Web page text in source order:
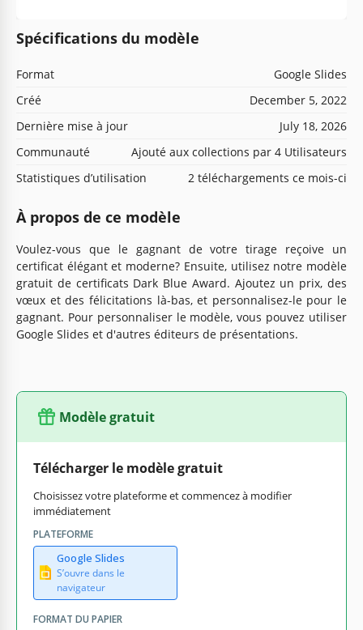
Spécifications du modèle
Format
Google Slides
Créé
December 5, 2022
Dernière mise à jour
July 18, 2026
Communauté
Ajouté aux collections par 4 Utilisateurs
Statistiques d’utilisation
2 téléchargements ce mois-ci
À propos de ce modèle
Voulez-vous que le gagnant de votre tirage reçoive un
certificat élégant et moderne? Ensuite, utilisez notre modèle
gratuit de certificats Dark Blue Award. Ajoutez un prix, des
vœux et des félicitations là-bas, et personnalisez-le pour le
gagnant. Pour personnaliser le modèle, vous pouvez utiliser
Google Slides et d'autres éditeurs de présentations.
Modèle gratuit
Télécharger le modèle gratuit
Choisissez votre plateforme et commencez à modifier
immédiatement
PLATEFORME
Google Slides
S’ouvre dans le
navigateur
FORMAT DU PAPIER